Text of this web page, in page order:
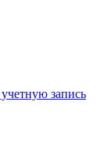
учетную запись